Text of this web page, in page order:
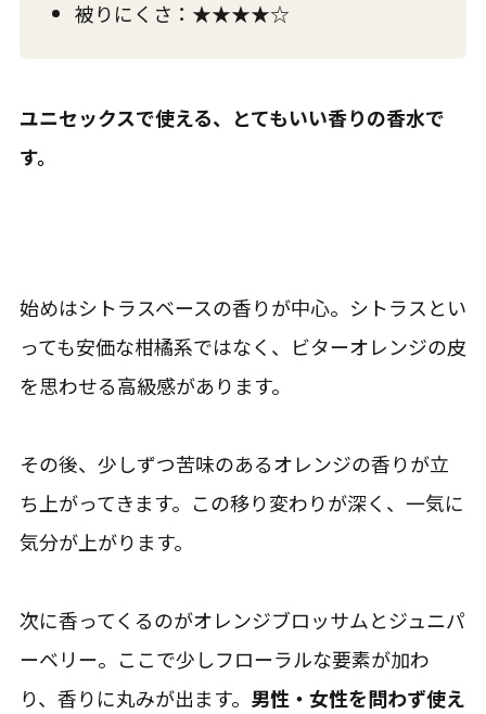
被りにくさ：★★★★☆
ユニセックスで使える、とてもいい香りの香水で
す。
始めはシトラスベースの香りが中心。シトラスとい
っても安価な柑橘系ではなく、ビターオレンジの皮
を思わせる高級感があります。
その後、少しずつ苦味のあるオレンジの香りが立
ち上がってきます。この移り変わりが深く、一気に
気分が上がります。
次に香ってくるのがオレンジブロッサムとジュニパ
ーベリー。ここで少しフローラルな要素が加わ
り、香りに丸みが出ます。 男性・女性を問わず使え